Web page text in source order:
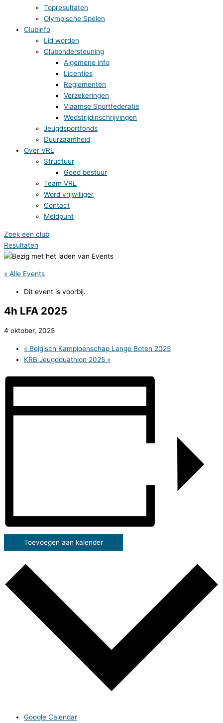
Topresultaten
Olympische Spelen
Clubinfo
Lid worden
Clubondersteuning
Algemene info
Licenties
Reglementen
Verzekeringen
Vlaamse Sportfederatie
Wedstrijdinschrijvingen
Jeugdsportfonds
Duurzaamheid
Over VRL
Structuur
Goed bestuur
Team VRL
Word vrijwilliger
Contact
Meldpunt
Zoek een club
Resultaten
« Alle Events
Dit event is voorbij.
4h LFA 2025
4 oktober, 2025
« Belgisch Kampioenschap Lange Boten 2025
KRB Jeugdduathlon 2025 »
Toevoegen aan kalender
Google Calendar